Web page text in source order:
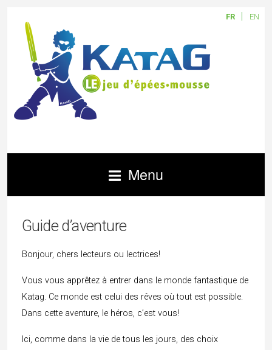
FR EN
Menu
Guide d’aventure
Bonjour, chers lecteurs ou lectrices!
Vous vous apprêtez à entrer dans le monde fantastique de
Katag. Ce monde est celui des rêves où tout est possible.
Dans cette aventure, le héros, c’est vous!
Ici, comme dans la vie de tous les jours, des choix